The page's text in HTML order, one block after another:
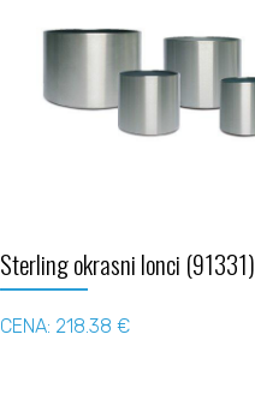
Sterling okrasni lonci (91331)
CENA: 218.38 €